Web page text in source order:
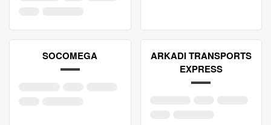
SOCOMEGA
ARKADI TRANSPORTS
EXPRESS